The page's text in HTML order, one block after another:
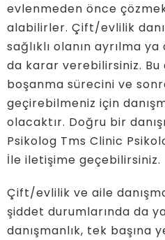
evlenmeden önce
alabilirler. Çift/evlilik
sağlıklı olanın ayrılma
da karar verebilirsiniz. Bu
boşanma sürecini ve
geçirebilmeniz için
olacaktır. Doğru bir
Psikolog Tms Clinic
İle iletişime geçebilirsiniz.
Çift/evlilik ve aile
şiddet durumlarında da
danışmanlık, tek başına